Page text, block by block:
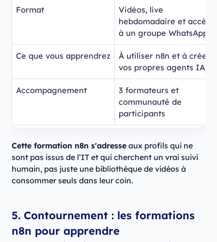
Format
Vidéos, live
hebdomadaire et accès
à un groupe WhatsApp
Ce que vous apprendrez
À utiliser n8n et à créer
vos propres agents IA
Accompagnement
3 formateurs et
communauté de
participants
Cette formation n8n s'adresse aux profils qui ne
sont pas issus de l’IT et qui cherchent un vrai suivi
humain, pas juste une bibliothèque de vidéos à
consommer seuls dans leur coin.
5. Contournement : les formations
n8n pour apprendre